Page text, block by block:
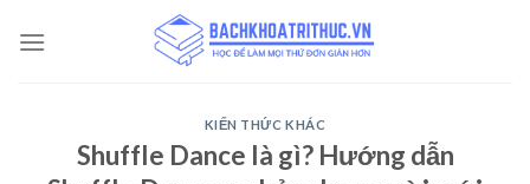
KIẾN THỨC KHÁC
Shuffle Dance là gì? Hướng dẫn